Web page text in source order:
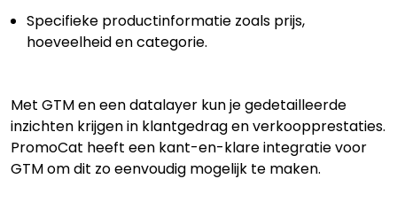
Specifieke productinformatie zoals prijs,
hoeveelheid en categorie.
Met GTM en een datalayer kun je gedetailleerde
inzichten krijgen in klantgedrag en verkoopprestaties.
PromoCat heeft een kant-en-klare integratie voor
GTM om dit zo eenvoudig mogelijk te maken.